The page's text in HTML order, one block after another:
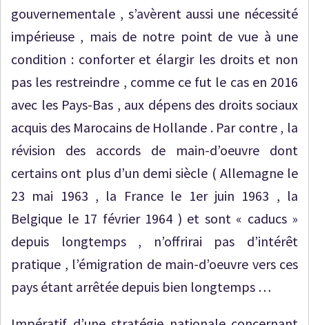
gouvernementale , s’avèrent aussi une nécessité
impérieuse , mais de notre point de vue à une
condition : conforter et élargir les droits et non
pas les restreindre , comme ce fut le cas en 2016
avec les Pays-Bas , aux dépens des droits sociaux
acquis des Marocains de Hollande . Par contre , la
révision des accords de main-d’oeuvre dont
certains ont plus d’un demi siècle ( Allemagne le
23 mai 1963 , la France le 1er juin 1963 , la
Belgique le 17 février 1964 ) et sont « caducs »
depuis longtemps , n’offrirai pas d’intérêt
pratique , l’émigration de main-d’oeuvre vers ces
pays étant arrêtée depuis bien longtemps …